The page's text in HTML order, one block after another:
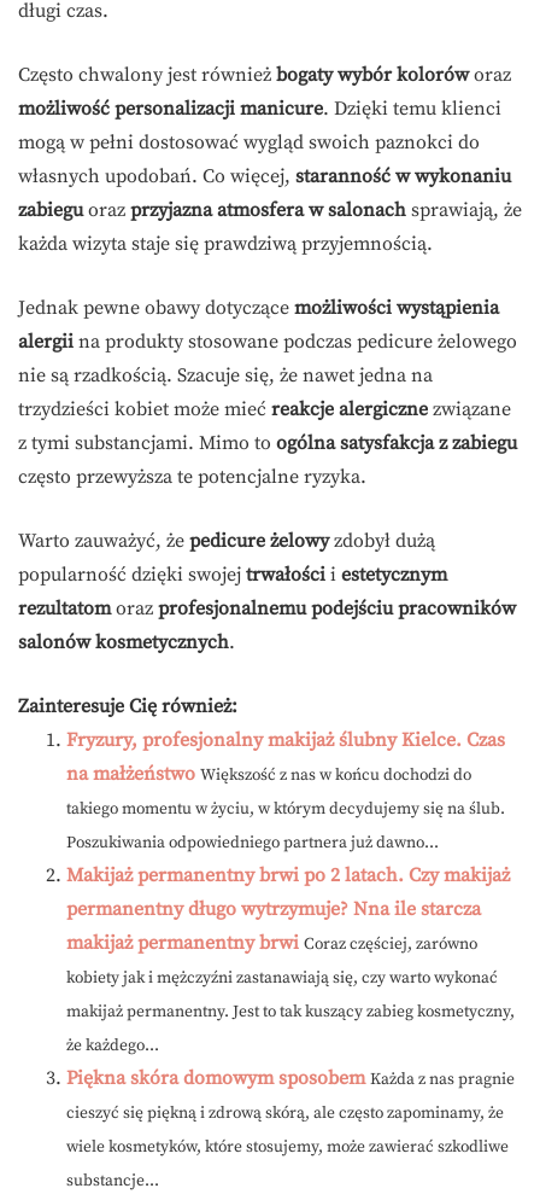
długi czas.
Często chwalony jest również bogaty wybór koloróworaz
możliwość personalizacji manicure. Dzięki temu klienci
mogą w pełni dostosować wygląd swoich paznokci do
własnych upodobań. Co więcej, staranność w wykonaniu
zabieguoraz przyjazna atmosfera w salonach sprawiają, że
każda wizyta staje się prawdziwą przyjemnością.
Jednak pewne obawy dotyczące możliwości wystąpienia
alergii na produkty stosowane podczas pedicure żelowego
nie są rzadkością. Szacuje się, że nawet jedna na
trzydzieści kobiet może mieć reakcje alergiczne związane
z tymi substancjami. Mimo to ogólna satysfakcja z zabiegu
często przewyższa te potencjalne ryzyka.
Warto zauważyć, że pedicure żelowyzdobył dużą
popularność dzięki swojej trwałości i estetycznym
rezultatomoraz profesjonalnemu podejściu pracowników
salonów kosmetycznych.
Zainteresuje Cię również:
Fryzury, profesjonalny makijaż ślubny Kielce. Czas
na małżeństwo Większość z nas w końcu dochodzi do
takiego momentu w życiu, w którym decydujemy się na ślub.
Poszukiwania odpowiedniego partnera już dawno...
Makijaż permanentny brwi po 2 latach. Czy makijaż
permanentny długo wytrzymuje? Nna ile starcza
makijaż permanentny brwi Coraz częściej, zarówno
kobiety jak i mężczyźni zastanawiają się, czy warto wykonać
makijaż permanentny. Jest to tak kuszący zabieg kosmetyczny,
że każdego...
Piękna skóra domowym sposobem Każda z nas pragnie
cieszyć się piękną i zdrową skórą, ale często zapominamy, że
wiele kosmetyków, które stosujemy, może zawierać szkodliwe
substancje...